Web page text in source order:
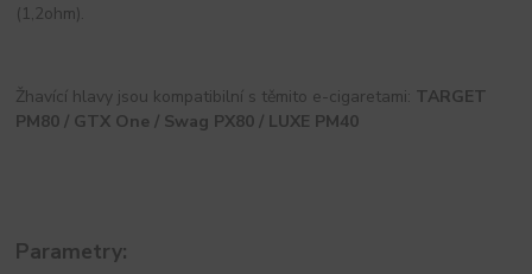
(1,2ohm).
Žhavící hlavy jsou kompatibilní s těmito e-cigaretami: TARGET
PM80 / GTX One / Swag PX80 / LUXE PM40
Parametry: